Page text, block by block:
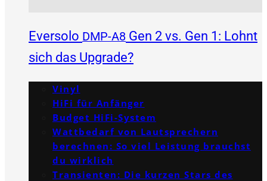
Eversolo DMP-A8 Gen 2 vs. Gen 1: Lohnt
sich das Upgrade?
Vinyl
HiFi für Anfänger
Budget HiFi-System
Wattbedarf von Lautsprechern
berechnen: So viel Leistung brauchst
du wirklich
Transienten: Die kurzen Stars des